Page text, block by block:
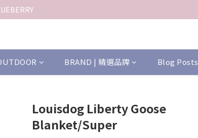
BRAND | 精選品牌 Blog Posts
Louisdog Liberty Goose
Blanket/Super